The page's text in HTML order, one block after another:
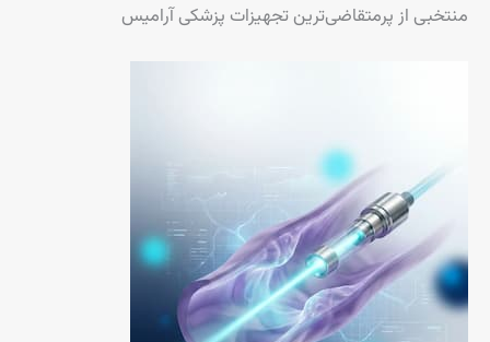
منتخبی از پرمتقاضی‌ترین تجهیزات پزشکی آرامیس